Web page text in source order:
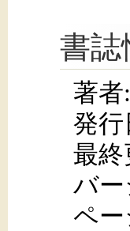
書誌
著者
発行
最終
バー
ペ